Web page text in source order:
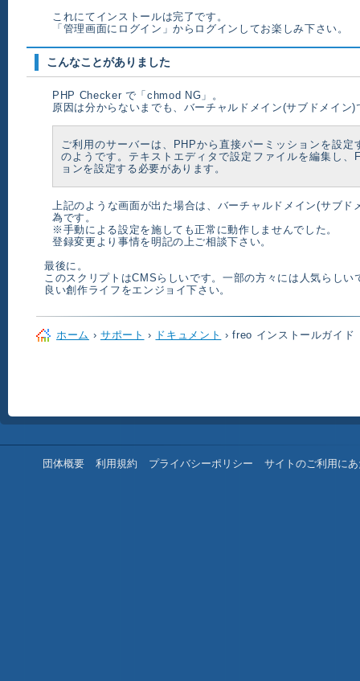
これにてインストールは完了です。
「管理画面にログイン」からログインしてお楽しみ下さい。
こんなことがありました
PHP Checker で「chmod NG」。
原因は分からないまでも、バーチャルドメイン(サブドメイン
ご利用のサーバーは、PHPから直接パーミッションを設定
のようです。テキストエディタで設定ファイルを編集し、
ョンを設定する必要があります。
上記のような画面が出た場合は、バーチャルドメイン(サブド
為です。
※手動による設定を施しても正常に動作しませんでした。
登録変更より事情を明記の上ご相談下さい。
最後に。
このスクリプトはCMSらしいです。一部の方々には人気らしい
良い創作ライフをエンジョイ下さい。
ホーム › サポート › ドキュメント › freo インストールガイド
団体概要 利用規約 プライバシーポリシー サイトのご利用に